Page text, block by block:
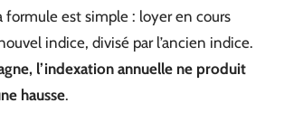
formule est simple : loyer en cours
indice, divisé par l’ancien indice.
l’indexation annuelle ne produit
hausse.